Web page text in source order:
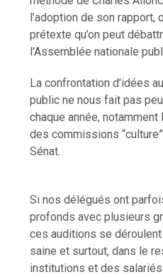
l’adoption de son rapport,
prétexte qu’on peut
l’Assemblée nationale
La confrontation d’idées
public ne nous fait pas
chaque année,
des commissions
Sénat.
Si nos délégués ont
profonds avec plusieurs
ces auditions se
saine et surtout, dans le
institutions et des